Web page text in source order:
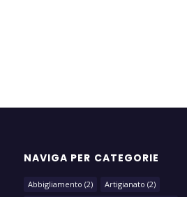
NAVIGA PER CATEGORIE
Abbigliamento (2) Artigianato (2)